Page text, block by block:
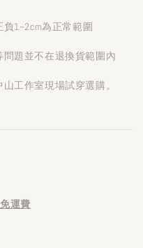
1~2cm為正常範圍
題並不在退換貨範圍內
工作室現場試穿選購。
運費